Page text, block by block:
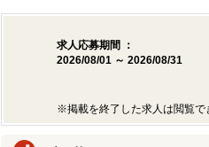
求人応募期間 ：
2026/08/01 ～ 2026/08/31
※掲載を終了した求人は閲覧で